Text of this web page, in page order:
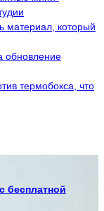
материал, который
обновление
термобокса, что
бесплатной